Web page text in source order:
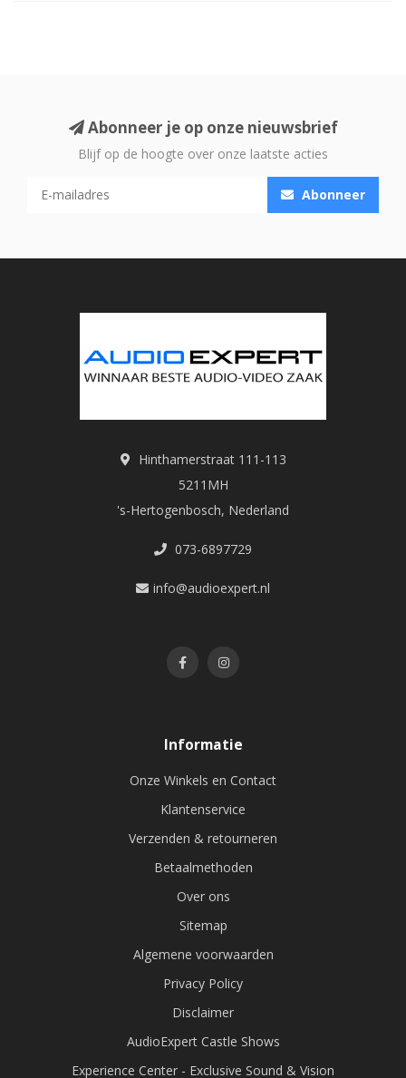
Abonneer je op onze nieuwsbrief
Blijf op de hoogte over onze laatste acties
Abonneer
Hinthamerstraat 111-113
5211MH
's-Hertogenbosch, Nederland
073-6897729
info@audioexpert.nl
Informatie
Onze Winkels en Contact
Klantenservice
Verzenden & retourneren
Betaalmethoden
Over ons
Sitemap
Algemene voorwaarden
Privacy Policy
Disclaimer
AudioExpert Castle Shows
Experience Center - Exclusive Sound & Vision